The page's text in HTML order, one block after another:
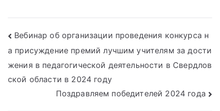
Навигация
по
записям
Вебинар об организации проведения конкурса н
а присуждение премий лучшим учителям за дости
жения в педагогической деятельности в Свердлов
ской области в 2024 году
Поздравляем победителей 2024 года